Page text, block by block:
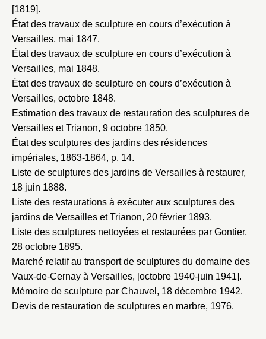
[1819].
État des travaux de sculpture en cours d’exécution à
Versailles, mai 1847.
État des travaux de sculpture en cours d’exécution à
Versailles, mai 1848.
État des travaux de sculpture en cours d’exécution à
Versailles, octobre 1848.
Estimation des travaux de restauration des sculptures de
Versailles et Trianon, 9 octobre 1850.
État des sculptures des jardins des résidences
impériales, 1863-1864, p. 14.
Liste de sculptures des jardins de Versailles à restaurer,
18 juin 1888.
Liste des restaurations à exécuter aux sculptures des
jardins de Versailles et Trianon, 20 février 1893.
Liste des sculptures nettoyées et restaurées par Gontier,
28 octobre 1895.
Marché relatif au transport de sculptures du domaine des
Vaux-de-Cernay à Versailles, [octobre 1940-juin 1941].
Mémoire de sculpture par Chauvel, 18 décembre 1942.
Devis de restauration de sculptures en marbre, 1976.